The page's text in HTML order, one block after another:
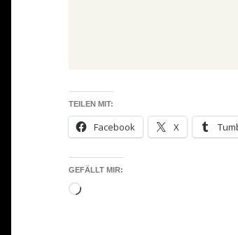
TEILEN MIT:
Facebook X
GEFÄLLT MIR:
Wird